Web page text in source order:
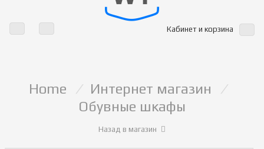
Кабинет и корзина
Home / Интернет магазин
/
Обувные шкафы
Назад в магазин